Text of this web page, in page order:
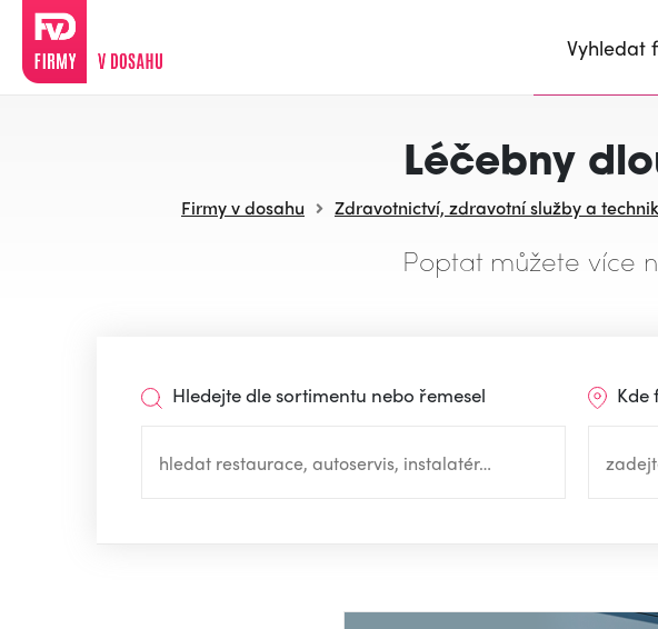
Vyhledat
Léčebny
Firmy v dosahu Zdravotnictví, zdravotní služby a
Poptat můžete více
Hledejte dle sortimentu nebo řemesel Kde